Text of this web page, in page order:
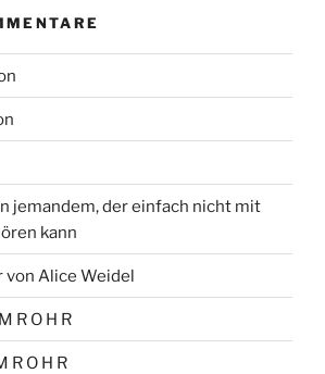
jemandem, der einfach nicht mit
kann
von Alice Weidel
R O H R
R O H R